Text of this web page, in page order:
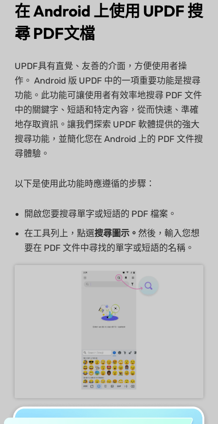
在 Android 上使用 UPDF 搜
尋 PDF文檔
UPDF具有直覺、友善的介面，方便使用者操
作。 Android 版 UPDF 中的一項重要功能是搜尋
功能。此功能可讓使用者有效率地搜尋 PDF 文件
中的關鍵字、短語和特定內容，從而快速、準確
地存取資訊。讓我們探索 UPDF 軟體提供的強大
搜尋功能，並簡化您在 Android 上的 PDF 文件搜
尋體驗。
以下是使用此功能時應遵循的步驟：
開啟您要搜尋單字或短語的 PDF 檔案。
在工具列上，點選搜尋圖示。 然後，輸入您想
要在 PDF 文件中尋找的單字或短語的名稱。